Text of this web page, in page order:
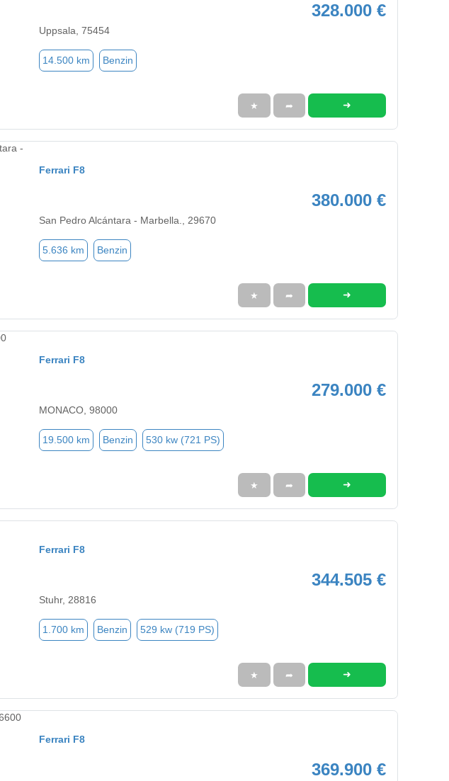
328.000 €
Uppsala, 75454
14.500 km Benzin
★ ➦ ➜
Ferrari F8
380.000 €
San Pedro Alcántara - Marbella., 29670
5.636 km Benzin
★ ➦ ➜
Ferrari F8
279.000 €
MONACO, 98000
19.500 km Benzin 530 kw (721 PS)
★ ➦ ➜
Ferrari F8
344.505 €
Stuhr, 28816
1.700 km Benzin 529 kw (719 PS)
★ ➦ ➜
Ferrari F8
369.900 €